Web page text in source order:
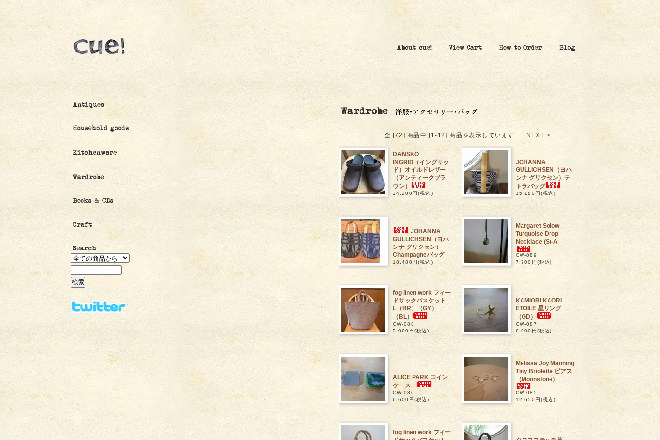
全 [72] 商品中 [1-12] 商品を表示しています NEXT >
DANSKO
INGRID（イングリッ
ド）オイルドレザー
（アンティークブラ
ウン）
24,200円(税込)
JOHANNA
GULLICHSEN（ヨハ
ンナ グリクセン）テ
トラバッグ
15,180円(税込)
JOHANNA
GULLICHSEN（ヨハ
ンナ グリクセン）
Champagneバッグ
18,480円(税込)
Margaret Solow
Turquoise Drop
Necklace (S)-A
CW-089
7,700円(税込)
fog linen work フィー
ドサックバスケット
L（BR）（GY）
（BL）
CW-088
5,060円(税込)
KAMIORI KAORI
ETOILE 星リング
（GD）
CW-087
6,600円(税込)
ALICE PARK コイン
ケース
CW-086
6,600円(税込)
Melissa Joy Manning
Tiny Briolette ピアス
（Moonstone）
CW-085
12,650円(税込)
fog linen work フィー